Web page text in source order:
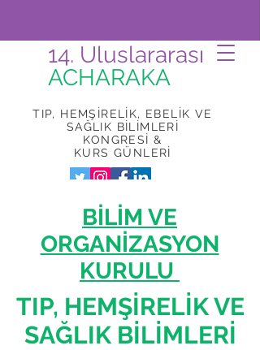
14. Uluslararası
ACHARAKA
TIP, HEMŞİRELİK, EBELİK VE
SAĞLIK BİLİMLERİ
KONGRESİ &
KURS GÜNLERİ
BİLİM VE
ORGANİZASYON
KURULU
TIP, HEMŞİRELİK VE
SAĞLIK BİLİMLERİ